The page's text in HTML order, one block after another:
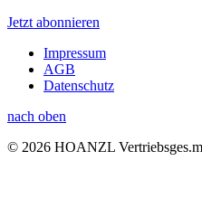
Jetzt abonnieren
Impressum
AGB
Datenschutz
nach oben
© 2026 HOANZL